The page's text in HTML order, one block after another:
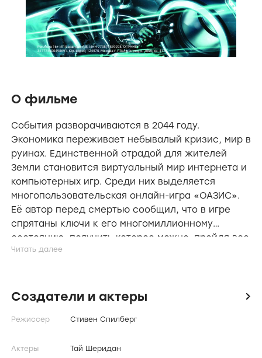
О фильме
События разворачиваются в 2044 году.
Экономика переживает небывалый кризис, мир в
руинах. Единственной отрадой для жителей
Земли становится виртуальный мир интернета и
компьютерных игр. Среди них выделяется
многопользовательская онлайн-игра «ОАЗИС».
Её автор перед смертью сообщил, что в игре
спрятаны ключи к его многомиллионному
состоянию, получить которое можно, пройдя все
лабиринты «ОАЗИСА». Свои подсказки он
века. Несколько лет никто из пользователей не
может найти даже первую подсказку, пока на
поиски состояния не выходит тинейджер-сирота
Создатели и актеры icon
Режиссер Стивен Спилберг
Актеры
Тай Шеридан